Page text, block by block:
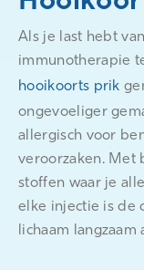
Als je last hebt
immunotherapie
hooikoorts prik
ongevoeliger
allergisch voor
veroorzaken. Met
stoffen waar je
elke injectie is de
lichaam